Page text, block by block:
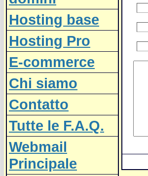
Hosting base
Hosting Pro
E-commerce
Chi siamo
Contatto
Tutte le F.A.Q.
Webmail
Principale